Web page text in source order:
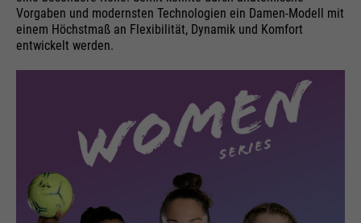
Vorgaben und modernsten Technologien ein Damen-Modell mit
einem Höchstmaß an Flexibilität, Dynamik und Komfort
entwickelt werden.